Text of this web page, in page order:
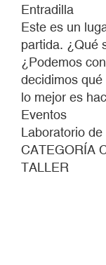
Una
Entradilla
Este es un
partida. ¿Qué
¿Podemos
decidimos
lo mejor es
Eventos
Laboratorio
CATEGORÍA
TALLER